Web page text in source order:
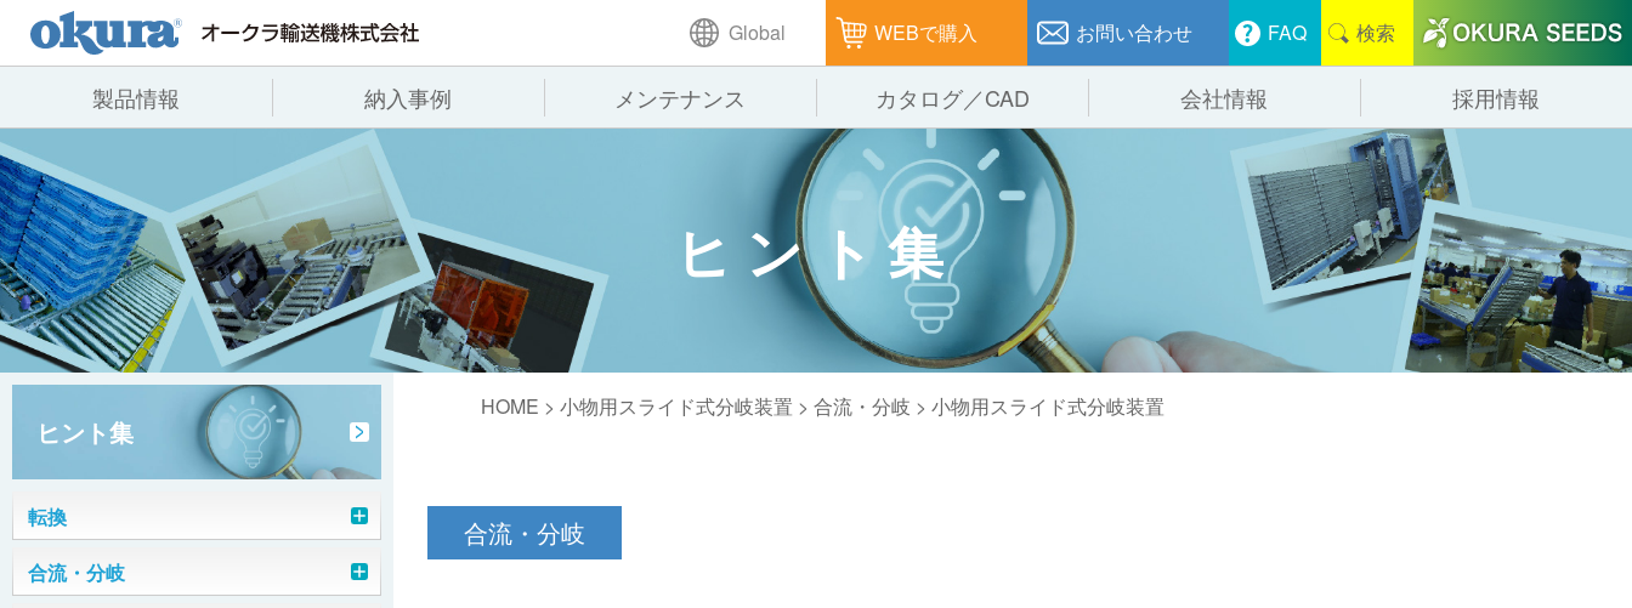
Global WEBで購入 お問い合わせ FAQ 検索
製品情報
製品情報
コンベヤ機器
コンベヤ機器を探す
用途から探す
コンベヤ機器の技術情報
ヒント集
仕分けシステム
ピッキングシステム 保管システム
パレタイズ・デパレタイズシステム バンニング・デバンニングシステム
バーチカル装置（垂直搬送機） 周辺機器
納入事例
納入事例
全業種 物流
飲料 通販
メンテナンス カタログ／CAD
会社情報
会社情報
代表あいさつ 会社概要
事業所一覧 オークラグループ
沿革
採用情報
ヒント集
ヒント集
転換
チェーン転換機
合流・分岐
HOME > 小物用スライド式分岐装置 > 合流・分岐 > 小物用スライド式分岐装置
合流・分岐